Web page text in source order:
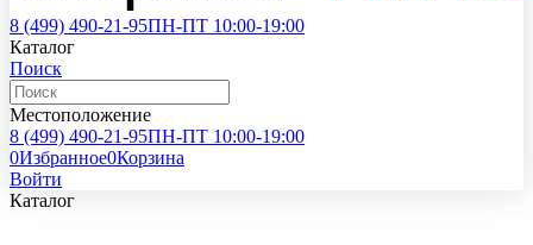
8 (499) 490-21-95ПН-ПТ 10:00-19:00
Каталог
Поиск
Местоположение
8 (499) 490-21-95ПН-ПТ 10:00-19:00
0Избранное0Корзина
Войти
Каталог